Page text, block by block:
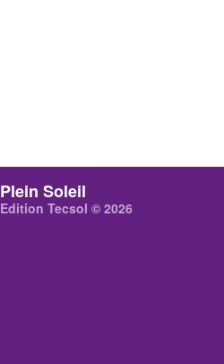
Plein Soleil
Edition Tecsol © 2026